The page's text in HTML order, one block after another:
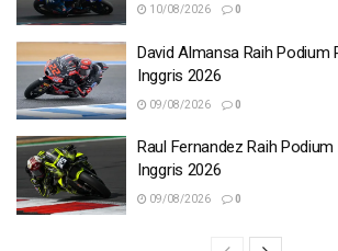
10/08/2026 0
David Almansa Raih
Inggris 2026
09/08/2026 0
Raul Fernandez Raih
Inggris 2026
09/08/2026 0